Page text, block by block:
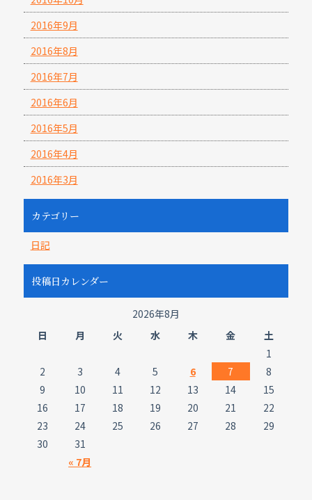
2016年9月
2016年8月
2016年7月
2016年6月
2016年5月
2016年4月
2016年3月
カテゴリー
日記
投稿日カレンダー
2026年8月
日
月 火 水 木 金 土
« 7月
1
2
3 4 5 6 7
8
9
10 11 12 13 14
15
16
17 18 19 20 21
22
23
24 25 26 27 28
29
30
31